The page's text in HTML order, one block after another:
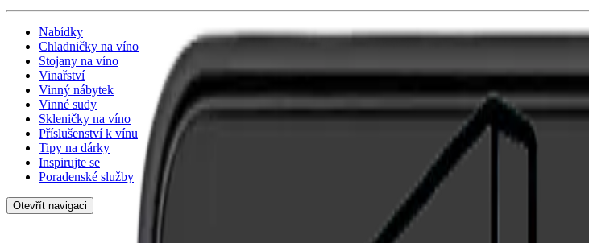
Nabídky
Chladničky na víno
Stojany na víno
Vinařství
Vinný nábytek
Vinné sudy
Skleničky na víno
Příslušenství k vínu
Tipy na dárky
Inspirujte se
Poradenské služby
Otevřít navigaci